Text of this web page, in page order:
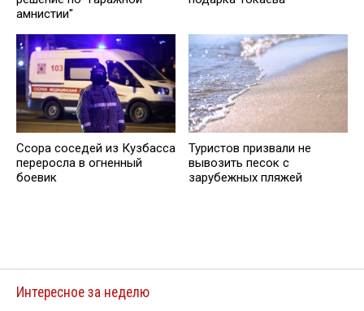
амнистии"
Ссора соседей из Кузбасса
переросла в огненный
боевик
Туристов призвали не
вывозить песок с
зарубежных пляжей
Интересное за неделю